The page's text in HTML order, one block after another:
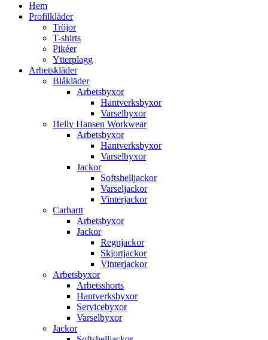
Hem
Profilkläder
Tröjor
T-shirts
Pikéer
Ytterplagg
Arbetskläder
Blåkläder
Arbetsbyxor
Hantverksbyxor
Varselbyxor
Helly Hansen Workwear
Arbetsbyxor
Hantverksbyxor
Varselbyxor
Jackor
Softshelljackor
Varseljackor
Vinterjackor
Carhartt
Arbetsbyxor
Jackor
Regnjackor
Skjortjackor
Vinterjackor
Arbetsbyxor
Arbetsshorts
Hantverksbyxor
Servicebyxor
Varselbyxor
Jackor